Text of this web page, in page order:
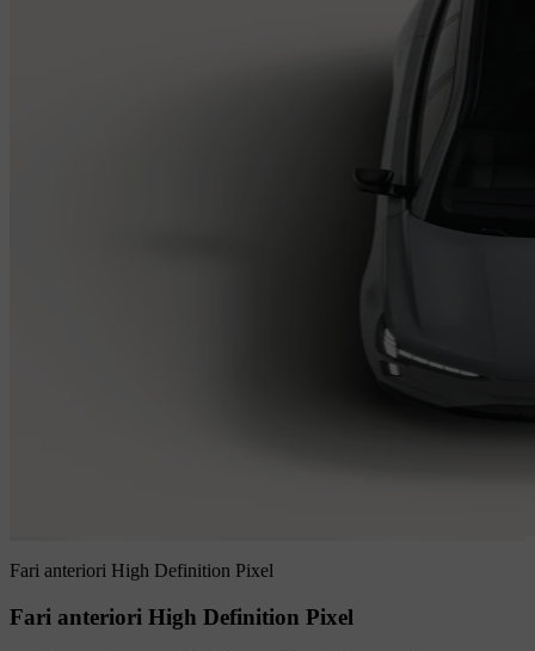
Fari anteriori High Definition Pixel
Fari anteriori High Definition Pixel